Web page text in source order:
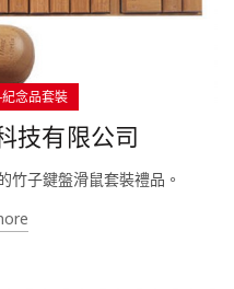
念品套裝
技有限公司
竹子鍵盤滑鼠套裝禮品。